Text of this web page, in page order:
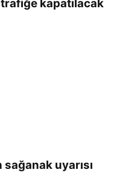
trafiğe kapatılacak
uyarısı